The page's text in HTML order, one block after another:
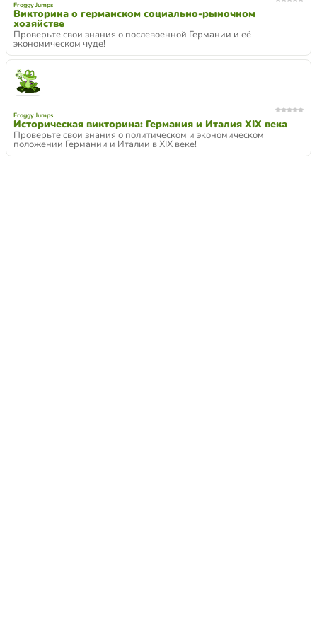
Froggy Jumps
Викторина о германском социально-рыночном
хозяйстве
Проверьте свои знания о послевоенной Германии и её
экономическом чуде!
Froggy Jumps
Историческая викторина: Германия и Италия XIX века
Проверьте свои знания о политическом и экономическом
положении Германии и Италии в XIX веке!